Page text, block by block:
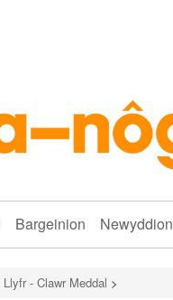
Bargeinion Newyddion
Llyfr - Clawr Meddal >